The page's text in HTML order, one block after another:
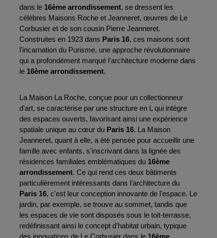
dans le 16ème arrondissement, se dressent les
célèbres Maisons Roche et Jeanneret, œuvres de Le
Corbusier et de son cousin Pierre Jeanneret.
Construites en 1923 dans Paris 16, ces maisons sont
l'incarnation du Purisme, une approche révolutionnaire
qui a profondément marqué l'architecture moderne dans
le 16ème arrondissement.
La Maison La Roche, conçue pour un collectionneur
d'art, se caractérise par une structure en L qui intègre
des espaces ouverts, favorisant ainsi une expérience
spatiale unique au cœur du Paris 16. La Maison
Jeanneret, quant à elle, a été pensée pour accueillir une
famille avec enfants, s'inscrivant dans la lignée des
résidences familiales emblématiques du 16ème
arrondissement. Ce qui rend ces deux bâtiments
Paris 16, c'est leur conception innovante de l'espace. Le
jardin, par exemple, se trouve au sommet, tandis que
les espaces de vie sont disposés sous le toit-terrasse,
redéfinissant ainsi le concept d'habitat urbain, typique